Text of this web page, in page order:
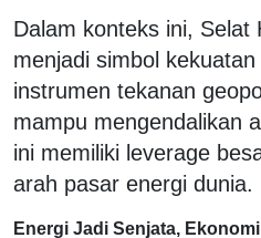
Dalam konteks ini, Selat
menjadi simbol
instrumen tekanan
mampu mengendalikan
ini memiliki leverage
arah pasar energi dunia.
Energi Jadi Senjata,